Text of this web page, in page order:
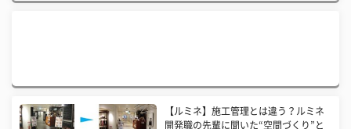
【ルミネ】施工管理とは違う？ルミネ
開発職の先輩に聞いた“空間づくり”と